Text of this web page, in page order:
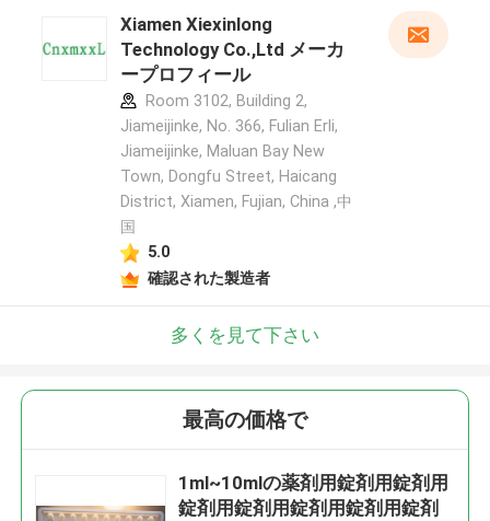
Xiamen Xiexinlong
Technology Co.,Ltd メーカ
ープロフィール
Room 3102, Building 2,
Jiameijinke, No. 366, Fulian Erli,
Jiameijinke, Maluan Bay New
Town, Dongfu Street, Haicang
District, Xiamen, Fujian, China ,中
国
5.0
確認された製造者
多くを見て下さい
最高の価格で
1ml~10mlの薬剤用錠剤用錠剤用
錠剤用錠剤用錠剤用錠剤用錠剤